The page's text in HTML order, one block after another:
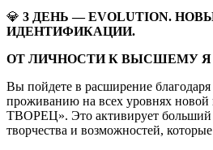
💎 3 ДЕНЬ — EVOLUTION.
ИДЕНТИФИКАЦИИ.
ОТ ЛИЧНОСТИ К ВЫСШЕМУ Я
Вы пойдете в расширение
проживанию на всех уровнях
ТВОРЕЦ». Это активирует больший
творчества и возможностей,